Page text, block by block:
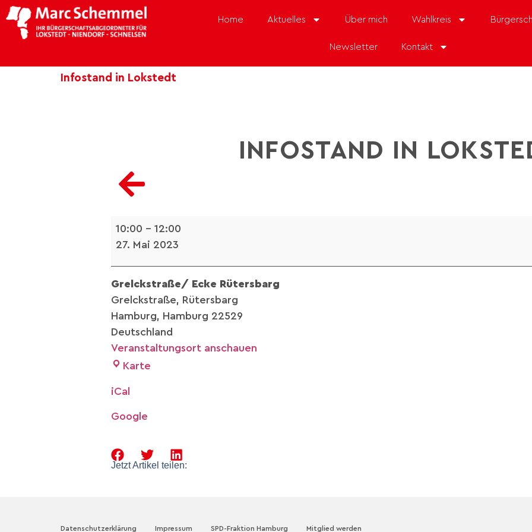
Home Aktuelles Über mich Wahlkreis
Newsletter Kontakt
Infostand in Lokstedt
INFOSTAND IN
10:00 – 12:00
27. Mai 2023
Grelckstraße/ Ecke Rütersbarg
Grelckstraße
Rütersbarg
Hamburg, Hamburg 22529
Deutschland
Veranstaltungsort anschauen
Karte
iCal
Google
Jetzt Artikel teilen:
Datenschutzerklärung Impressum SPD-Fraktion Hamburg Mitglied werden